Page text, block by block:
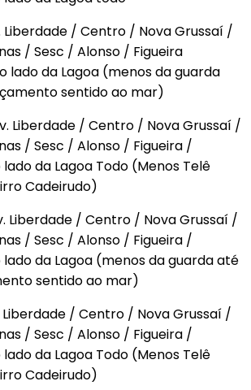
/ Centro / Nova Grussaí /
/ Sesc / Alonso / Figueira
lado da Lagoa (menos da guarda
sentido ao mar)
Liberdade / Centro / Nova Grussaí /
/ Sesc / Alonso / Figueira /
da Lagoa Todo (Menos Telê
Cadeirudo)
Liberdade / Centro / Nova Grussaí /
/ Sesc / Alonso / Figueira /
da Lagoa (menos da guarda até
sentido ao mar)
/ Centro / Nova Grussaí /
/ Sesc / Alonso / Figueira /
da Lagoa Todo (Menos Telê
Cadeirudo)